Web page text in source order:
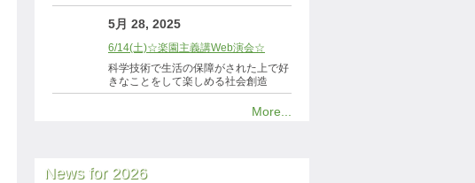
5月 28, 2025
6/14(土)☆楽園主義講Web演会☆
科学技術で生活の保障がされた上で好
きなことをして楽しめる社会創造
More...
News for 2026